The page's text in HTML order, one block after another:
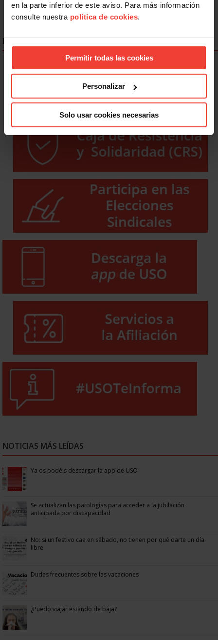
en la parte inferior de este aviso. Para más información
consulte nuestra política de cookies.
Permitir todas las cookies
Personalizar
Solo usar cookies necesarias
ENLACES DESTACADOS
NOTICIAS MÁS LEÍDAS
Ya os podéis descargar la app de USO
Se actualizan las patologías para acceder a la jubilación
anticipada por discapacidad
No: si un festivo cae en sábado, no tienen por qué darte un día
libre
Dudas frecuentes sobre las vacaciones
¿Puedo viajar estando de baja?